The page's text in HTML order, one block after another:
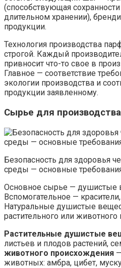
(способствующая
длительном хранении),
продукции.
Технология производства
строгой. Каждый
привносит что-то свое в
Главное — соответствие
экологии производства и
продукции заявленному.
Сырье для
Безопасность для здоровья
среды — основные
Основное сырье — душистые
Вспомогательное —
Натуральные душистые
растительного или
Растительные душистые
листьев и плодов растений,
животного происхождения
животных: амбра, цибет,